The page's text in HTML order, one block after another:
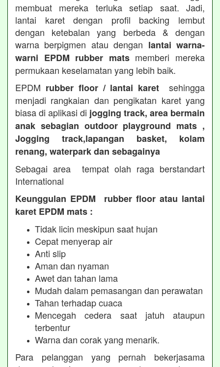
membuat mereka terluka setiap saat. Jadi,
lantai karet dengan profil backing lembut
dengan ketebalan yang berbeda & dengan
warna berpigmen atau dengan lantai warna-
warni EPDM rubber matsmemberi mereka
permukaan keselamatan yang lebih baik.
EPDM rubber floor / lantai karet sehingga
menjadi rangkaian dan pengikatan karet yang
biasa di aplikasi di jogging track, area bermain
anak sebagian outdoor playground mats ,
Jogging track,lapangan basket, kolam
renang, waterpark dan sebagainya
Sebagai area tempat olah raga berstandart
International
Keunggulan EPDM rubber floor atau lantai
karet EPDM mats :
Tidak licin meskipun saat hujan
Cepat menyerap air
Anti slip
Aman dan nyaman
Awet dan tahan lama
Mudah dalam pemasangan dan perawatan
Tahan terhadap cuaca
Mencegah cedera saat jatuh ataupun
terbentur
Warna dan corak yang menarik.
Para pelanggan yang pernah bekerjasama